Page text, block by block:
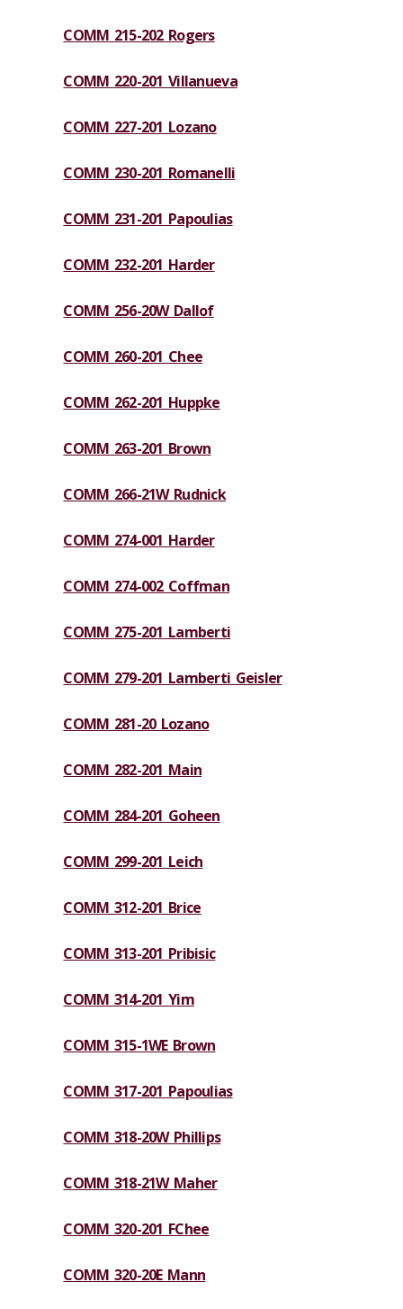
COMM 215-202 Rogers
COMM 220-201 Villanueva
COMM 227-201 Lozano
COMM 230-201 Romanelli
COMM 231-201 Papoulias
COMM 232-201 Harder
COMM 256-20W Dallof
COMM 260-201 Chee
COMM 262-201 Huppke
COMM 263-201 Brown
COMM 266-21W Rudnick
COMM 274-001 Harder
COMM 274-002 Coffman
COMM 275-201 Lamberti
COMM 279-201 Lamberti Geisler
COMM 281-20 Lozano
COMM 282-201 Main
COMM 284-201 Goheen
COMM 299-201 Leich
COMM 312-201 Brice
COMM 313-201 Pribisic
COMM 314-201 Yim
COMM 315-1WE Brown
COMM 317-201 Papoulias
COMM 318-20W Phillips
COMM 318-21W Maher
COMM 320-201 FChee
COMM 320-20E Mann